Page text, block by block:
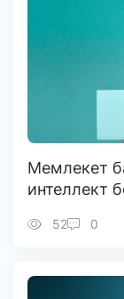
Мемлекет
интеллект
қатысты
52 0